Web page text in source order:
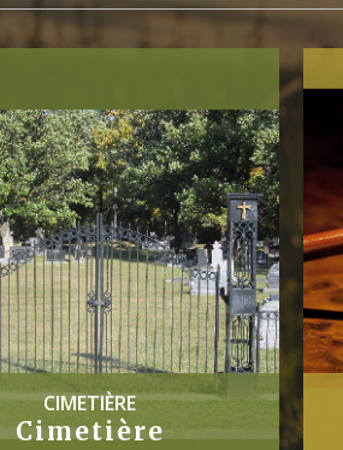
ARRÊTÉS
Arrêtés